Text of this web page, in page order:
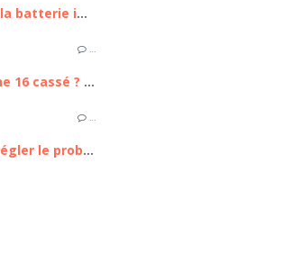
Remplacer la batterie iPhone 11 : Guide Complet pour Retrouver l'autonomie de votre appareil
…
Écran iPhone 16 cassé ? Comment le remplacer sans passer par un professionnel
…
Comment régler le problème de scintillement d'écran sur le Galaxy A54 ?